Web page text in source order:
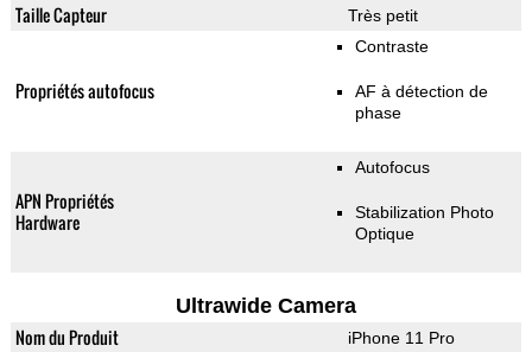
Taille Capteur Très petit
Propriétés autofocus
Contraste
AF à détection de
phase
APN Propriétés
Hardware
Autofocus
Stabilization Photo
Optique
Ultrawide Camera
Nom du Produit iPhone 11 Pro